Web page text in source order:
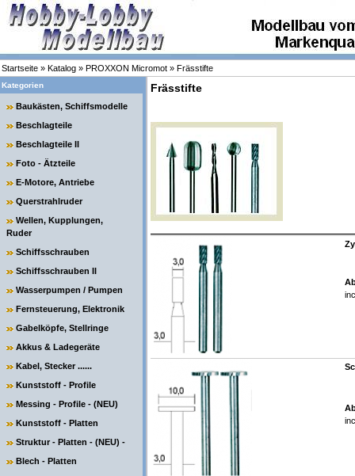
Startseite » Katalog » PROXXON Micromot » Frässtifte
Kategorien
Baukästen, Schiffsmodelle
Beschlagteile
Beschlagteile II
Foto - Ätzteile
E-Motore, Antriebe
Querstrahlruder
Wellen, Kupplungen,
Ruder
Schiffsschrauben
Schiffsschrauben II
Wasserpumpen / Pumpen
Fernsteuerung, Elektronik
Gabelköpfe, Stellringe
Akkus & Ladegeräte
Kabel, Stecker ......
Kunststoff - Profile
Messing - Profile - (NEU)
Kunststoff - Platten
Struktur - Platten - (NEU) -
Blech - Platten
Frässtifte